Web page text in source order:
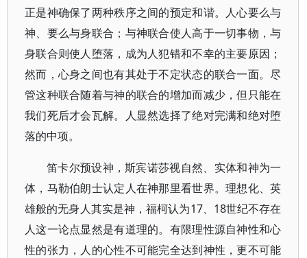
正是神确保了两种秩序之间的预定和谐。人心要么与
神、要么与身联合；与神联合使人高于一切事物，与
身联合则使人堕落，成为人犯错和不幸的主要原因；
然而，心身之间也有其处于不定状态的联合一面。尽
管这种联合随着与神的联合的增加而减少，但只能在
我们死后才会瓦解。人显然选择了绝对完满和绝对堕
落的中项。
笛卡尔预设神，斯宾诺莎视自然、实体和神为一
体，马勒伯朗士认定人在神那里看世界。理想化、英
雄般的无身人其实是神，福柯认为17、18世纪不存在
人这一论点显然是有道理的。有限理性源自神性和心
性的张力，人的心性不可能完全达到神性，更不可能